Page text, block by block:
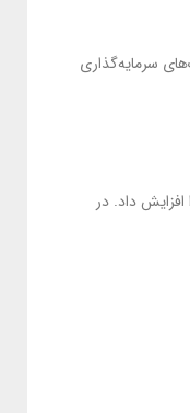
سرمایه‌گذاری
داد. در